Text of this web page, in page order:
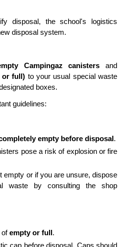
disposal, the school's logistics
disposal system.
Campingaz canisters and
or full) to your usual special waste
boxes.
guidelines:
empty before disposal.
pose a risk of explosion or fire
empty or if you are unsure, dispose
waste by consulting the shop
ofempty or full.